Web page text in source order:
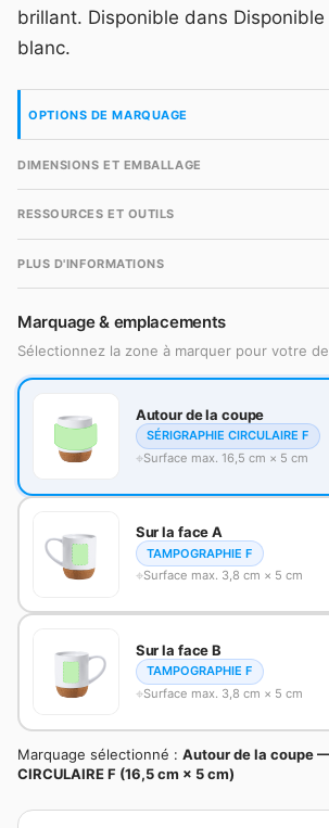
brillant. Disponible dans
blanc.
OPTIONS DE MARQUAGE
DIMENSIONS ET EMBALLAGE
RESSOURCES ET OUTILS
PLUS D'INFORMATIONS
Marquage & emplacements
Sélectionnez la zone à marquer pour votre
Autour de la coupe
SÉRIGRAPHIE CIRCULAIRE F
Surface max. 16,5 cm × 5 cm
Sur la face A
TAMPOGRAPHIE F
Surface max. 3,8 cm × 5 cm
Sur la face B
TAMPOGRAPHIE F
Surface max. 3,8 cm × 5 cm
Marquage sélectionné : Autour de la coupe —
CIRCULAIRE F (16,5 cm × 5 cm)